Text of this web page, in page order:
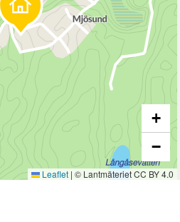
+
−
Leaflet | © Lantmäteriet CC BY 4.0